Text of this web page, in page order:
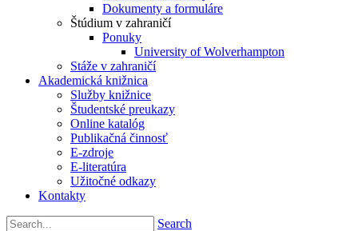
Dokumenty a formuláre
Štúdium v zahraničí
Ponuky
University of Wolverhampton
Stáže v zahraničí
Akademická knižnica
Služby knižnice
Študentské preukazy
Online katalóg
Publikačná činnosť
E-zdroje
E-literatúra
Užitočné odkazy
Kontakty
Search